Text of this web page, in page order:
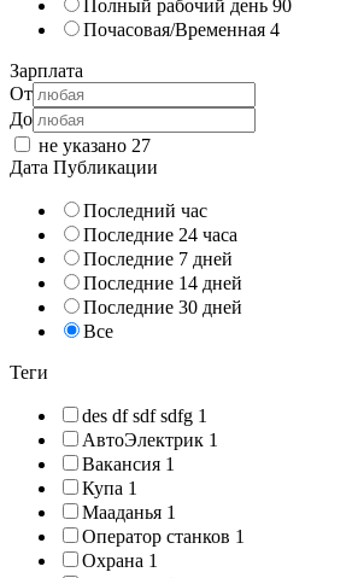
Полный рабочий день 90
Почасовая/Временная 4
Зарплата
От
До
не указано 27
Дата Публикации
Последний час
Последние 24 часа
Последние 7 дней
Последние 14 дней
Последние 30 дней
Все
Теги
des df sdf sdfg 1
АвтоЭлектрик 1
Вакансия 1
Купа 1
Мааданья 1
Оператор станков 1
Охрана 1